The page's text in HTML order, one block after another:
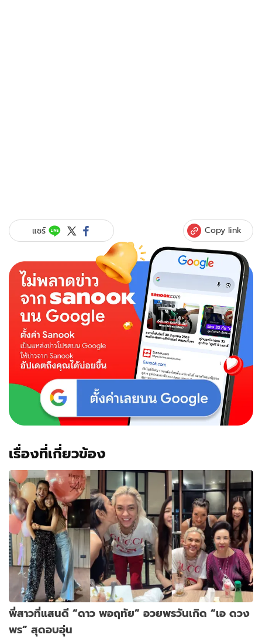
แชร์ Copy link
เรื่องที่เกี่ยวข้อง
พี่สาวที่แสนดี “ดาว พอฤทัย” อวยพรวันเกิด “เอ ดวง
พร” สุดอบอุ่น